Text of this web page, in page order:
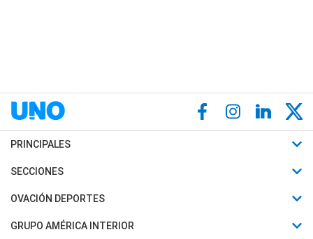
PRINCIPALES
Últimas Noticias
Política
SECCIONES
Horóscopo
Motores
OVACIÓN DEPORTES
Fútbol
GRUPO AMÉRICA INTERIOR